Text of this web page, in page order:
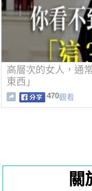
高層次的女人，通
東西」
470觀看
關